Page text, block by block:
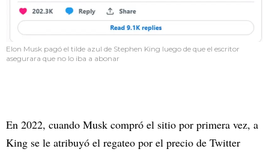
Elon Musk pagó el tilde azul de Stephen King luego de que el escritor
asegurara que no lo iba a abonar
En 2022, cuando Musk compró el sitio por primera vez, a
King se le atribuyó el regateo por el precio de Twitter